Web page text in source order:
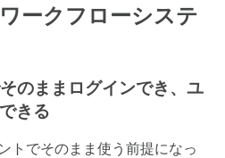
ークフローシステ
のままログインでき、ユ
きる
トでそのまま使う前提になっ